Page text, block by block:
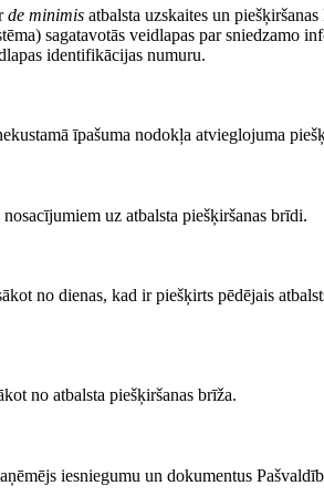
de minimis atbalsta uzskaites un
sagatavotās veidlapas par sniedzamo
identifikācijas numuru.
īpašuma nodokļa atvieglojuma
nosacījumiem uz atbalsta piešķiršanas brīdi.
no dienas, kad ir piešķirts pēdējais
no atbalsta piešķiršanas brīža.
iesniegumu un dokumentus